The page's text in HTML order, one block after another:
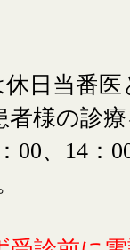
日当番
様の診
00、14：